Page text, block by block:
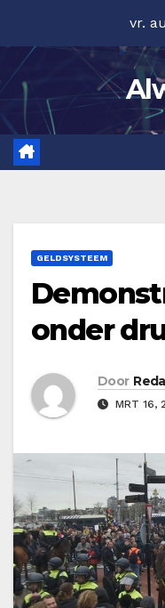
inhoud
vr.
GELDSYSTEEM
onder
Door
MRT 16,